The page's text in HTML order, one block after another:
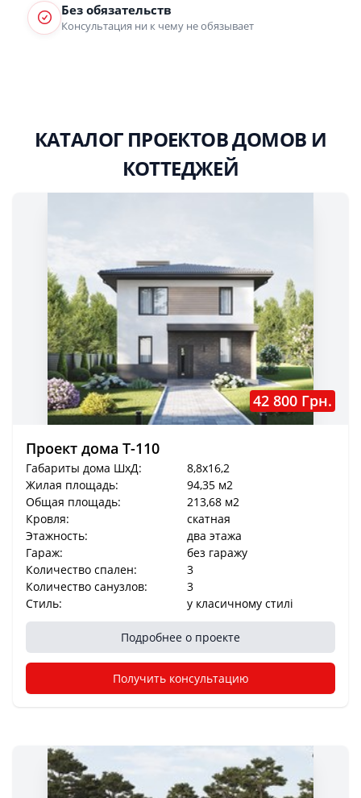
Без обязательств
Консультация ни к чему не обязывает
КАТАЛОГ ПРОЕКТОВ ДОМОВ И
КОТТЕДЖЕЙ
42 800 Грн.
Проект дома T-110
Габариты дома ШхД:
8,8x16,2
Жилая площадь:
94,35 м2
Общая площадь:
213,68 м2
Кровля:
скатная
Этажность:
два этажа
Гараж:
без гаражу
Количество спален:
3
Количество санузлов:
3
Стиль:
у класичному стилі
Подробнее о проекте
Получить консультацию